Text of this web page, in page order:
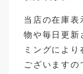
当店の在庫表
物や毎日更新
ミングによ
ございますの